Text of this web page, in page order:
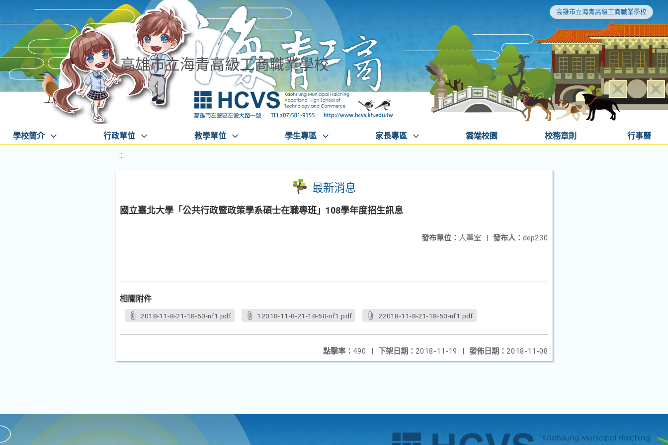
高雄市立海青高級工商職業學校
高雄市立海青高級工商職業學校
學校簡介 行政單位 教學單位 學生專區 家長專區 雲端校園 校務章則 行事曆
:::
最新消息
國立臺北大學「公共行政暨政策學系碩士在職專班」108學年度招生訊息
發布人： dep230
發布單位： 人事室 |
相關附件
2018-11-8-21-18-50-nf1.pdf 12018-11-8-21-18-50-nf1.pdf 22018-11-8-21-18-50-nf1.pdf
發佈日期： 2018-11-08
下架日期： 2018-11-19 |
點擊率： 490 |